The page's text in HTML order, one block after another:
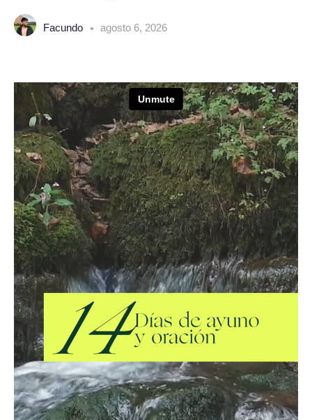
Facundo agosto 6, 2026